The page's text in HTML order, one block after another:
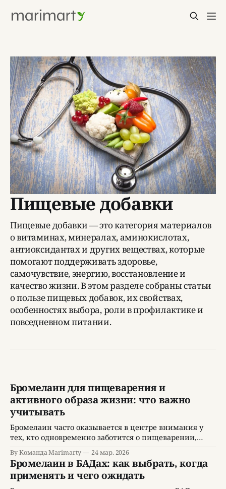
Пищевые добавки
Пищевые добавки — это категория материалов
о витаминах, минералах, аминокислотах,
антиоксидантах и других веществах, которые
помогают поддерживать здоровье,
самочувствие, энергию, восстановление и
качество жизни. В этом разделе собраны статьи
о пользе пищевых добавок, их свойствах,
особенностях выбора, роли в профилактике и
повседневном питании.
Бромелаин для пищеварения и
активного образа жизни: что важно
учитывать
Бромелаин часто оказывается в центре внимания у
тех, кто одновременно заботится о пищеварении,
физической активности и сохранении хорошего
самочувствия в течение дня. С одной стороны, тема
бромелаин кажется узкой и связанной только с
ферментами. С другой стороны, она быстро выводит
By Команда Marimarty 24 мар. 2026
Бромелаин в БАДах: как выбрать, когда
применять и чего ожидать